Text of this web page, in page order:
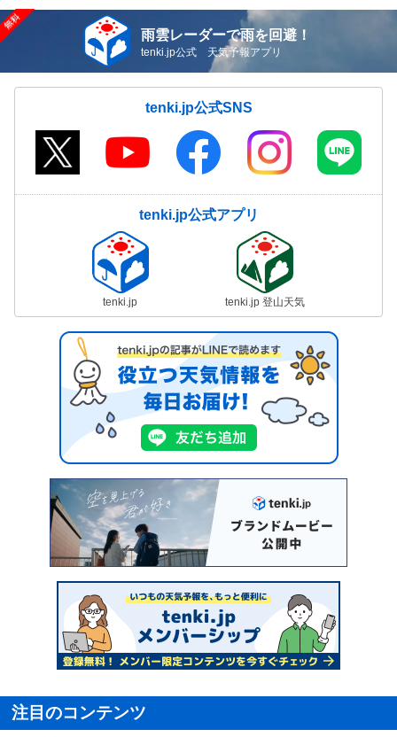
雨雲レーダーで雨を回避！
tenki.jp公式 天気予報アプリ
tenki.jp公式SNS
tenki.jp公式アプリ
tenki.jp tenki.jp 登山天気
注目のコンテンツ